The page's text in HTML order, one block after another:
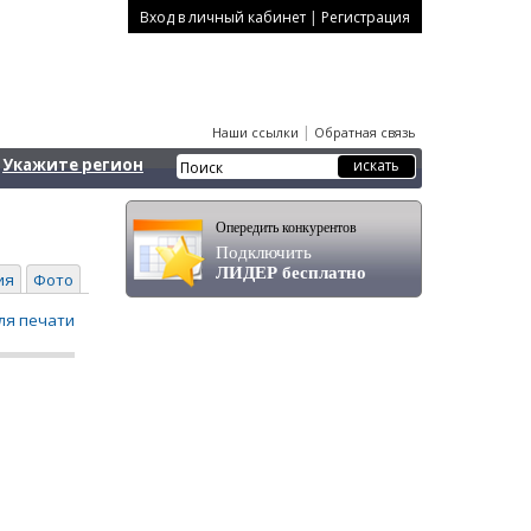
Вход в личный кабинет | Регистрация
Наши ссылки | Обратная связь
Укажите регион
Фото
печати
Опередить конкурентов
Подключить
ЛИДЕР бесплатно